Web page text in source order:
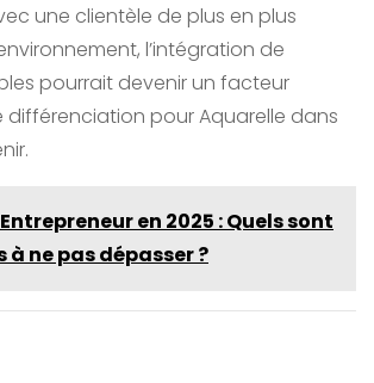
une clientèle de plus en plus
l’intégration de
pourrait devenir un facteur
pour Aquarelle dans
en 2025 : Quels sont
à ne pas dépasser ?